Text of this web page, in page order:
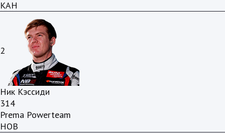
КАН
2
Ник Кэссиди
314
Prema Powerteam
НОВ